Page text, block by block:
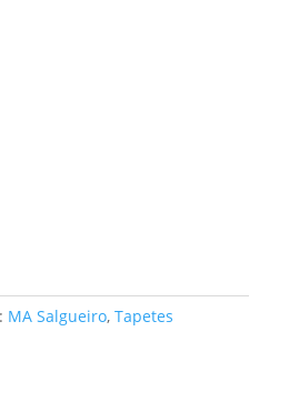
€
MA Salgueiro, Tapetes